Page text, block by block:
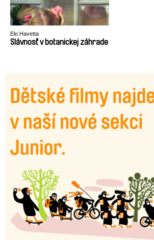
Elo Havetta
Slávnosť v botanickej záhrade